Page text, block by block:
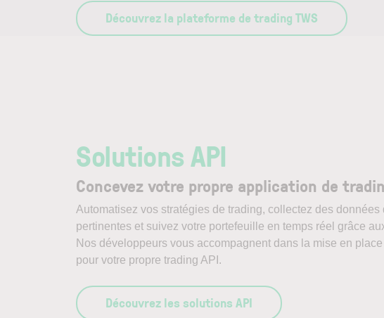
Découvrez la plateforme de trading TWS
Solutions API
Concevez votre propre application de
Automatisez vos stratégies de trading, collectez des données
pertinentes et suivez votre portefeuille en temps réel grâce
Nos développeurs vous accompagnent dans la mise en
pour votre propre trading API.
Découvrez les solutions API